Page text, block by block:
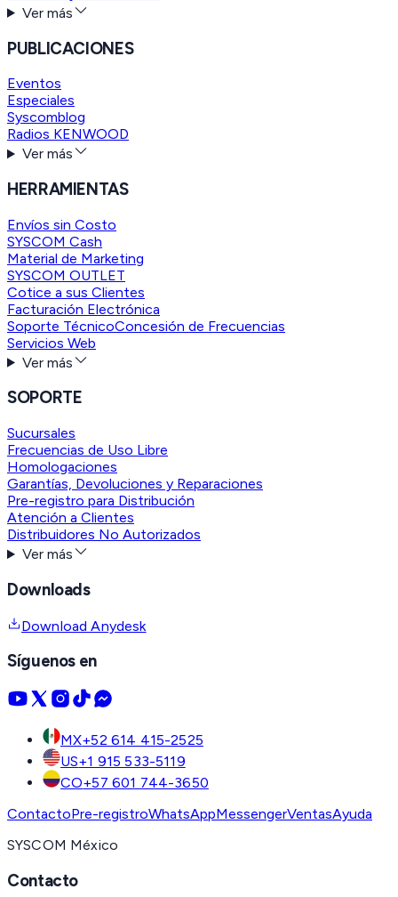
Ver más
PUBLICACIONES
Eventos
Especiales
Syscomblog
Radios KENWOOD
Ver más
HERRAMIENTAS
Envíos sin Costo
SYSCOM Cash
Material de Marketing
SYSCOM OUTLET
Cotice a sus Clientes
Facturación Electrónica
Soporte TécnicoConcesión de Frecuencias
Servicios Web
Ver más
SOPORTE
Sucursales
Frecuencias de Uso Libre
Homologaciones
Garantías, Devoluciones y Reparaciones
Pre-registro para Distribución
Atención a Clientes
Distribuidores No Autorizados
Ver más
Downloads
Download Anydesk
Síguenos en
MX+52 614 415-2525
US+1 915 533-5119
CO+57 601 744-3650
ContactoPre-registroWhatsAppMessengerVentasAyuda
SYSCOM México
Contacto